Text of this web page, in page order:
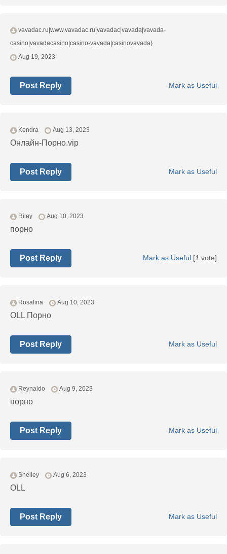
vavadac.ru|www.vavadac.ru|vavadac|vavada|vavada-
casino|vavadacasino|casino-vavada|casinovavada}
Aug 19, 2023
Mark as Useful
Post Reply
Kendra Aug 13, 2023
Онлайн-Порно.vip
Mark as Useful
Post Reply
Riley Aug 10, 2023
порно
Mark as Useful [1 vote]
Post Reply
Rosalina Aug 10, 2023
OLL Порно
Mark as Useful
Post Reply
Reynaldo Aug 9, 2023
порно
Mark as Useful
Post Reply
Shelley Aug 6, 2023
OLL
Mark as Useful
Post Reply